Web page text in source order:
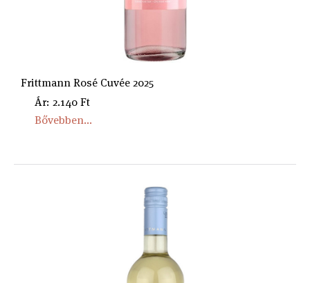
Frittmann Rosé Cuvée 2025
Ár: 2.140 Ft
Bővebben...